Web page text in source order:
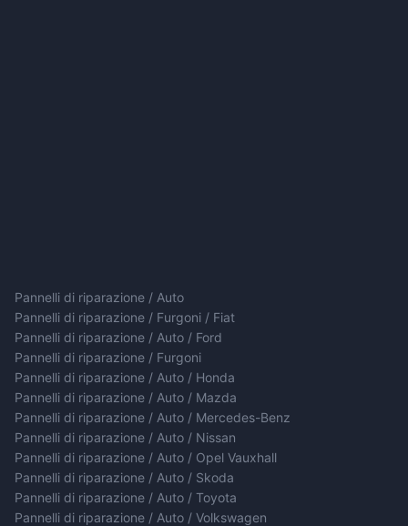
Pannelli di riparazione / Auto
Pannelli di riparazione / Furgoni / Fiat
Pannelli di riparazione / Auto / Ford
Pannelli di riparazione / Furgoni
Pannelli di riparazione / Auto / Honda
Pannelli di riparazione / Auto / Mazda
Pannelli di riparazione / Auto / Mercedes-Benz
Pannelli di riparazione / Auto / Nissan
Pannelli di riparazione / Auto / Opel Vauxhall
Pannelli di riparazione / Auto / Skoda
Pannelli di riparazione / Auto / Toyota
Pannelli di riparazione / Auto / Volkswagen